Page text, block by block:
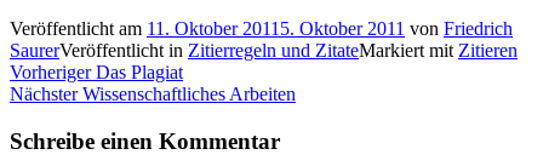
Veröffentlicht am 11. Oktober 2011 5. Oktober 2011 von Friedrich
SaurerVeröffentlicht in Zitierregeln und ZitateMarkiert mit Zitieren
Beitragsnavigation
Vorheriger Vorheriger
Beitrag:
Das Plagiat
Nächster Nächster
Wissenschaftliches Arbeiten
Schreibe einen Kommentar